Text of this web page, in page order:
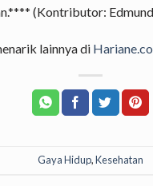
(Kontributor:
lainnya di
Gaya Hidup,Kesehatan